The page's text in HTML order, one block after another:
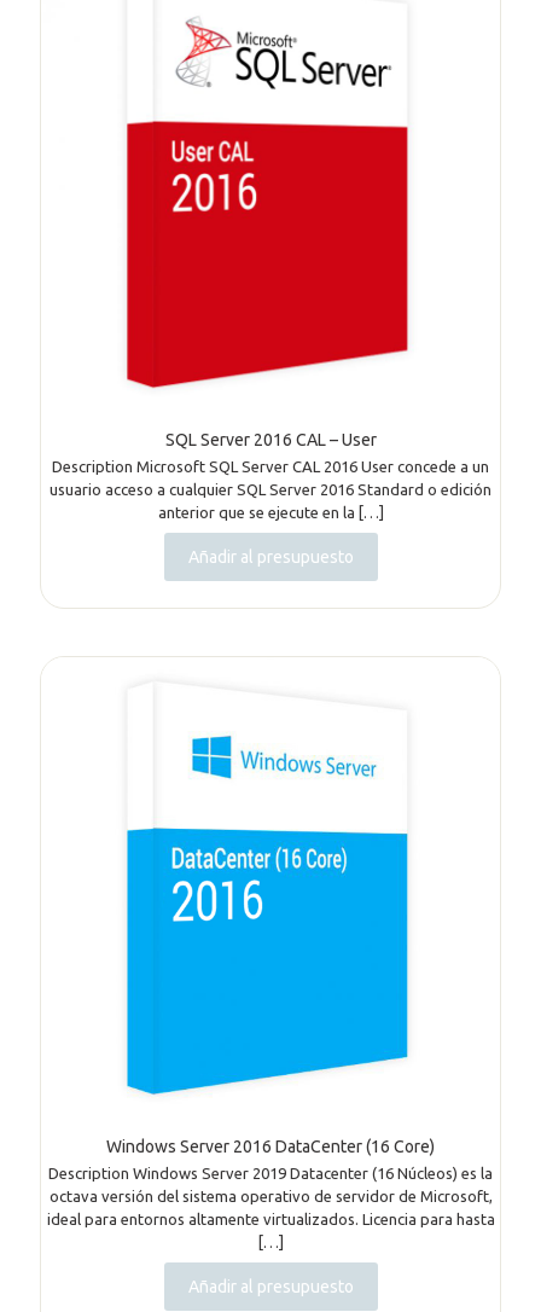
SQL Server 2016 CAL – User
Description Microsoft SQL Server CAL 2016 User concede a un
usuario acceso a cualquier SQL Server 2016 Standard o edición
anterior que se ejecute en la […]
Añadir al presupuesto
Windows Server 2016 DataCenter (16 Core)
Description Windows Server 2019 Datacenter (16 Núcleos) es la
octava versión del sistema operativo de servidor de Microsoft,
ideal para entornos altamente virtualizados. Licencia para hasta
[…]
Añadir al presupuesto